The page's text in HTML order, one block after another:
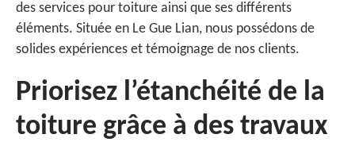
des services pour toiture ainsi que ses différents
éléments. Située en Le Gue Lian, nous possédons de
solides expériences et témoignage de nos clients.
Priorisez l’étanchéité de la
toiture grâce à des travaux